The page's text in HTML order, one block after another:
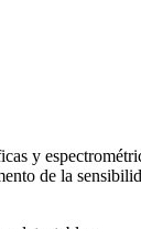
y
de la